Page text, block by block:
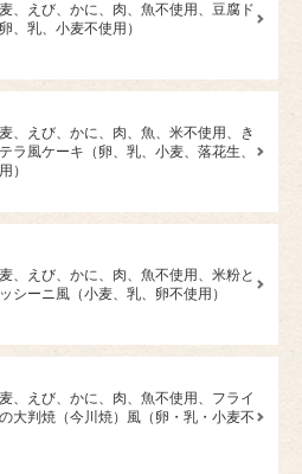
、えび、かに、肉、魚不使用、豆腐ド
、乳、小麦不使用）
、えび、かに、肉、魚、米不使用、き
ラ風ケーキ（卵、乳、小麦、落花生、
）
、えび、かに、肉、魚不使用、米粉と
シーニ風（小麦、乳、卵不使用）
、えび、かに、肉、魚不使用、フライ
大判焼（今川焼）風（卵・乳・小麦不